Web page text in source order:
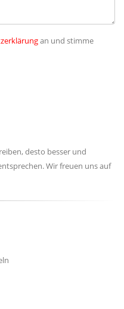
an und stimme
desto besser und
Wir freuen uns auf